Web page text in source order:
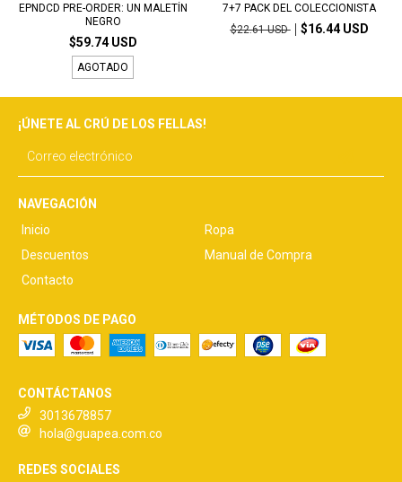
EPNDCD PRE-ORDER: UN MALETÍN
NEGRO
$59.74 USD
AGOTADO
7+7 PACK DEL COLECCIONISTA
$22.61 USD
$16.44 USD
¡ÚNETE AL CRÚ DE LOS FELLAS!
NAVEGACIÓN
Inicio
Ropa
Descuentos
Manual de Compra
Contacto
MÉTODOS DE PAGO
CONTÁCTANOS
3013678857
hola@guapea.com.co
REDES SOCIALES